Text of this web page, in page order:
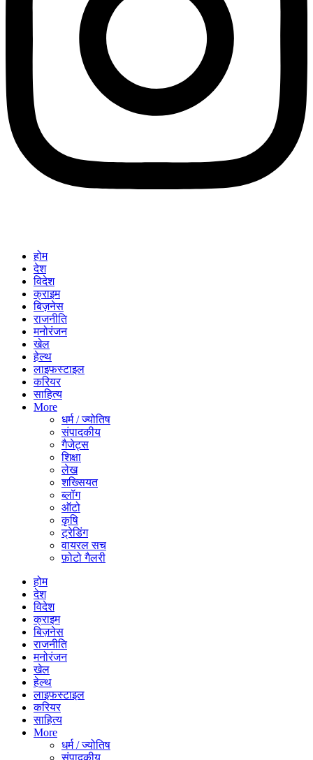
होम
देश
विदेश
क्राइम
बिज़नेस
राजनीति
मनोरंजन
खेल
हेल्थ
लाइफस्टाइल
करियर
साहित्य
More
धर्म / ज्योतिष
संपादकीय
गैजेट्स
शिक्षा
लेख
शख्सियत
ब्लॉग
ऑटो
कृषि
ट्रेडिंग
वायरल सच
फ़ोटो गैलरी
होम
देश
विदेश
क्राइम
बिज़नेस
राजनीति
मनोरंजन
खेल
हेल्थ
लाइफस्टाइल
करियर
साहित्य
More
धर्म / ज्योतिष
संपादकीय